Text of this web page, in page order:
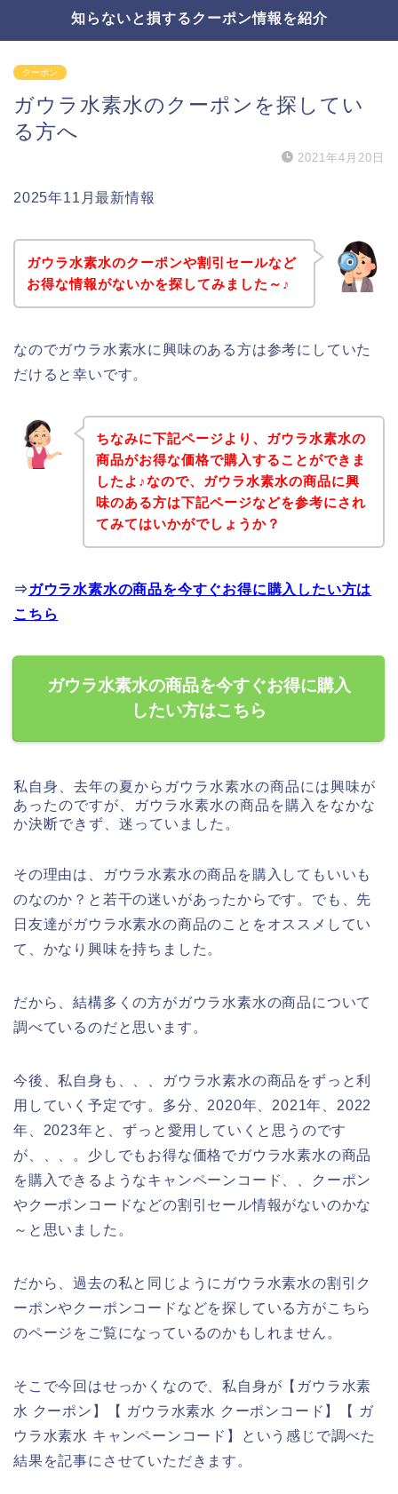
知らないと損するクーポン情報を紹介
クーポン
ガウラ水素水のクーポンを探してい
る方へ
2021年4月20日
2025年11月最新情報
ガウラ水素水のクーポンや割引セールなど
お得な情報がないかを探してみました～♪
なのでガウラ水素水に興味のある方は参考にしていた
だけると幸いです。
ちなみに下記ページより、ガウラ水素水の
商品がお得な価格で購入することができま
したよ♪なので、ガウラ水素水の商品に興
味のある方は下記ページなどを参考にされ
てみてはいかがでしょうか？
⇒ ガウラ水素水の商品を今すぐお得に購入したい方は
こちら
ガウラ水素水の商品を今すぐお得に購入
したい方はこちら
私自身、去年の夏からガウラ水素水の商品には興味が
あったのですが、ガウラ水素水の商品を購入をなかな
か決断できず、迷っていました。
その理由は、ガウラ水素水の商品を購入してもいいも
のなのか？と若干の迷いがあったからです。でも、先
日友達がガウラ水素水の商品のことをオススメしてい
て、かなり興味を持ちました。
だから、結構多くの方がガウラ水素水の商品について
調べているのだと思います。
今後、私自身も、、、ガウラ水素水の商品をずっと利
用していく予定です。多分、2020年、2021年、2022
年、2023年と、ずっと愛用していくと思うのです
が、、、。少しでもお得な価格でガウラ水素水の商品
を購入できるようなキャンペーンコード、、クーポン
やクーポンコードなどの割引セール情報がないのかな
～と思いました。
だから、過去の私と同じようにガウラ水素水の割引ク
ーポンやクーポンコードなどを探している方がこちら
のページをご覧になっているのかもしれません。
そこで今回はせっかくなので、私自身が【ガウラ水素
水 クーポン】【 ガウラ水素水 クーポンコード】【 ガ
ウラ水素水 キャンペーンコード】という感じで調べた
結果を記事にさせていただきます。